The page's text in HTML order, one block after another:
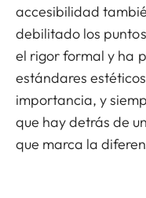
accesibilidad
debilitado los
el rigor formal y ha
estándares
importancia, y
que hay detrás de
que marca la